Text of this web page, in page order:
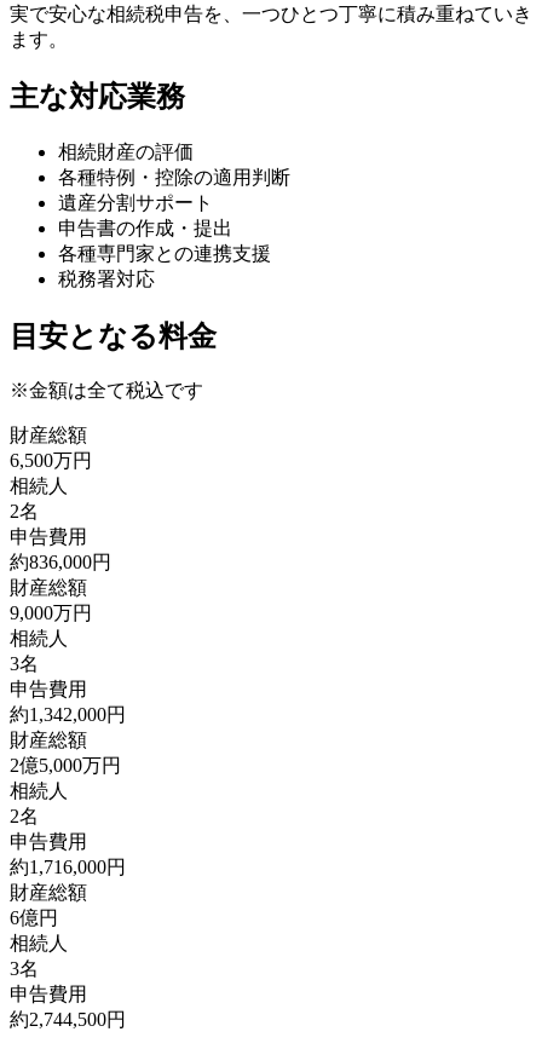
実で安心な相続税申告を、一つひとつ丁寧に積み重ねていき
ます。
主な対応業務
相続財産の評価
各種特例・控除の適用判断
遺産分割サポート
申告書の作成・提出
各種専門家との連携支援
税務署対応
目安となる料金
※金額は全て税込です
財産総額
6,500万円
相続人
2名
申告費用
約836,000円
財産総額
9,000万円
相続人
3名
申告費用
約1,342,000円
財産総額
2億5,000万円
相続人
2名
申告費用
約1,716,000円
財産総額
6億円
相続人
3名
申告費用
約2,744,500円